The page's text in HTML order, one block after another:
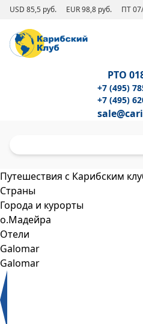
USD 85,5 руб. EUR 98,8 руб. ПТ
РТО
+7 (495)
+7 (495)
Путешествия с Карибским
Страны
Города и курорты
о.Мадейра
Отели
Galomar
Galomar